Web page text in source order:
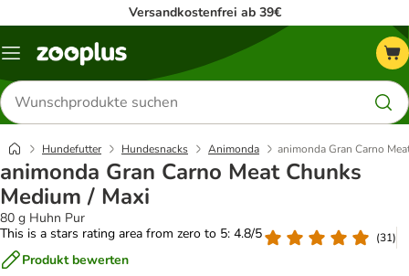
Versandkostenfrei ab 39€
Menü
Produkte
suchen
Hundefutter Hundesnacks Animonda animonda Gran Carno
animonda Gran Carno Meat Chunks
Medium / Maxi
80 g Huhn Pur
This is a stars rating area from zero to 5: 4.8/5
(31)
Produkt bewerten